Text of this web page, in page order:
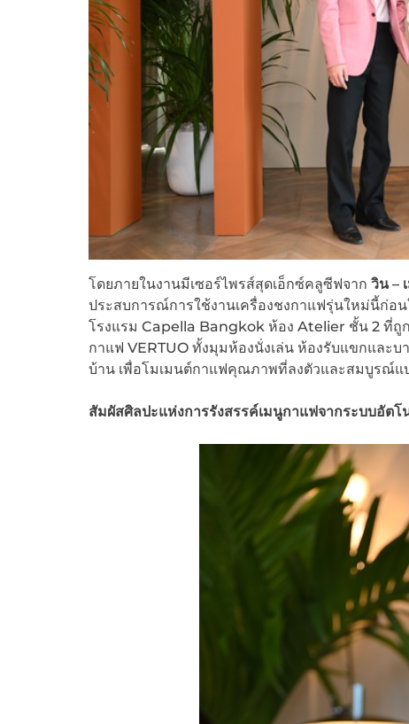
โดยภายในงานมีเซอร์ไพรส์สุดเอ็กซ์คลูซีฟจาก วิน –
ประสบการณ์การใช้งานเครื่องชงกาแฟรุ่นใหม่นี้ก่อ
โรงแรม Capella Bangkok ห้อง Atelier ชั้น 2 ที่ถู
กาแฟ VERTUO ทั้งมุมห้องนั่งเล่น ห้องรับแขกและบ
บ้าน เพื่อโมเมนต์กาแฟคุณภาพที่ลงตัวและสมบูรณ์
สัมผัสศิลปะแห่งการรังสรรค์เมนูกาแฟจากระบบอัตโ